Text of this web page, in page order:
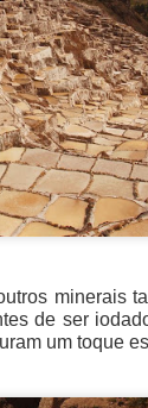
minerais
de ser
um toque